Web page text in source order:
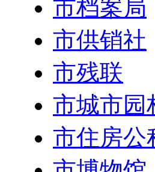
市档案局
市供销社
市残联
市城市园
市住房公